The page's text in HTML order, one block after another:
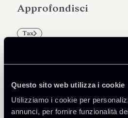
Questo sito web utilizza i cookie
Utilizziamo i cookie per
annunci, per fornire funzionalità
Approfondisci
Tax
Torna agli